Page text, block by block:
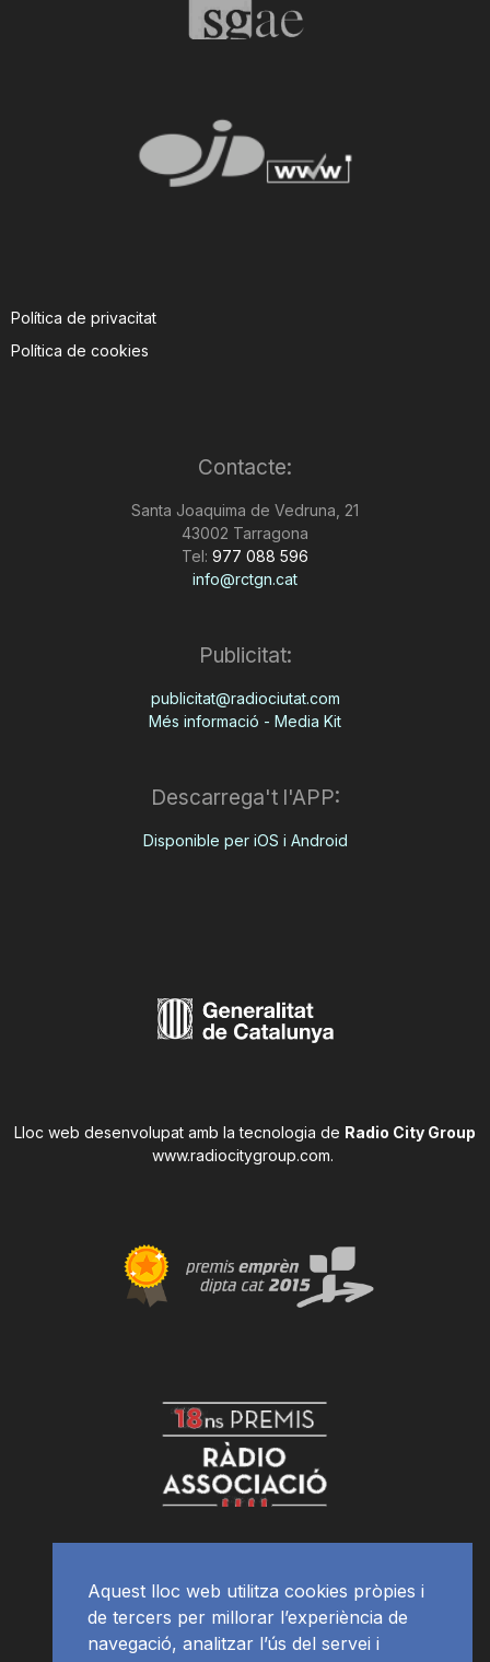
Política de privacitat
Política de cookies
Contacte:
Santa Joaquima de Vedruna, 21
43002 Tarragona
Tel: 977 088 596
info@rctgn.cat
Publicitat:
publicitat@radiociutat.com
Més informació - Media Kit
Descarrega't l'APP:
Disponible per iOS i Android
Lloc web desenvolupat amb la tecnologia de Radio City Group
www.radiocitygroup.com.
Aquest lloc web utilitza cookies pròpies i
de tercers per millorar l’experiència de
navegació, analitzar l’ús del servei i